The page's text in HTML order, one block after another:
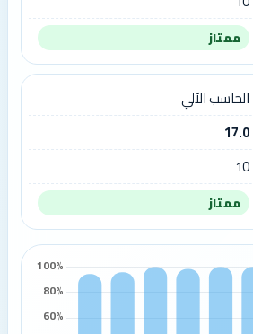
ممتاز
الحاسب الآلي
17.0
10
ممتاز